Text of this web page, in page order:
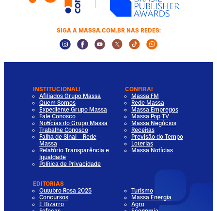
SIGA A MASSA.COM.BR NAS REDES:
Instagram Social Media
Facebook Social Media
Youtube Social Media
Twitter Social Media
Tiktok Social Media
Whatsapp
INSTITUCIONAL!
Afiliados Grupo Massa
Quem Somos
Expediente Grupo Massa
Fale Conosco
Notícias do Grupo Massa
Trabalhe Conosco
Falha de Sinal - Rede
Massa
Relatório Transparência e
Igualdade
Política de Privacidade
CONFIRA!
Massa FM
Rede Massa
Massa Empregos
Massa Pop TV
Massa Negócios
Receitas
Previsão do Tempo
Loterias
Massa Notícias
EDITORIAS
Outubro Rosa 2025
Concursos
É Bizarro
Turismo
Massa Energia
Agro